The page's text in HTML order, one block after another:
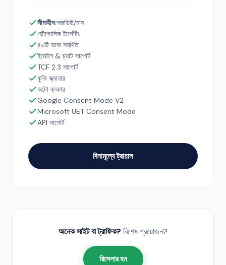
সীমাহীনপেজভিউ/মাস
ভৌগোলিক টার্গেটিং
৪৩টি ভাষা সমর্থিত
ইমেইল & চ্যাট সাপোর্ট
TCF 2.3 সাপোর্ট
কুকি স্ক্যানার
অটো ব্লকার
Google Consent Mode V2
Microsoft UET Consent Mode
API সাপোর্ট
বিনামূল্যে ট্রায়াল
অনেক সাইট বা ট্রাফিক? বিশেষ প্রয়োজন?
রিসেলার হন